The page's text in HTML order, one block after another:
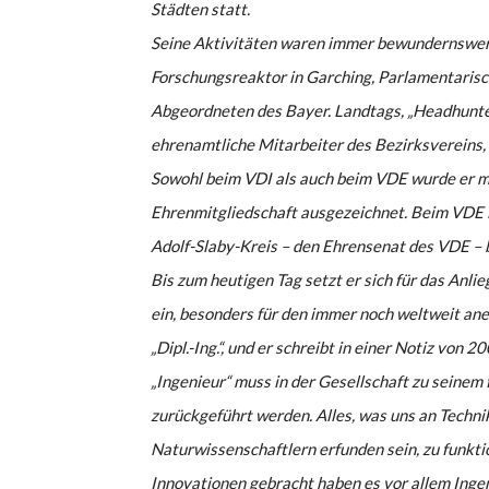
Städten statt.
Seine Aktivitäten waren immer
Forschungsreaktor in Garching,
Abgeordneten des Bayer. Landtags,
ehrenamtliche Mitarbeiter des Bezirksvereins,
Sowohl beim VDI als auch beim VDE wurde er
Ehrenmitgliedschaft ausgezeichnet. Beim VDE
Adolf-Slaby-Kreis – den Ehrensenat des VDE –
Bis zum heutigen Tag setzt er sich für das
ein, besonders für den immer noch weltweit
„Dipl.-Ing.“, und er schreibt in einer Notiz von
„Ingenieur“ muss in der Gesellschaft zu
zurückgeführt werden. Alles, was uns an
Naturwissenschaftlern erfunden sein, zu
Innovationen gebracht haben es vor allem